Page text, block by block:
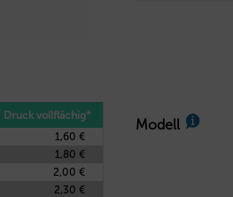
Druck vollflächig*
1,60 €
1,80 €
2,00 €
2,30 €
Modell